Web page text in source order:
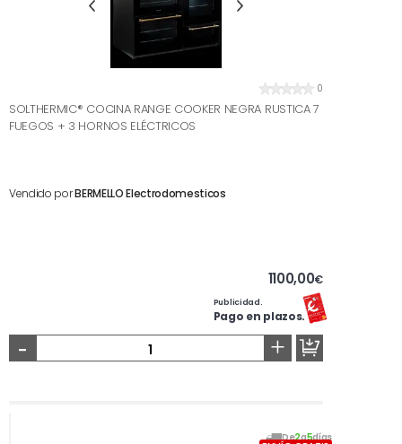
0
SOLTHERMIC® COCINA RANGE COOKER NEGRA RUSTICA 7
FUEGOS + 3 HORNOS ELÉCTRICOS
Vendido porBERMELLO Electrodomesticos
1100,00€
Publicidad.
Pago en plazos.
- +
De2a5días